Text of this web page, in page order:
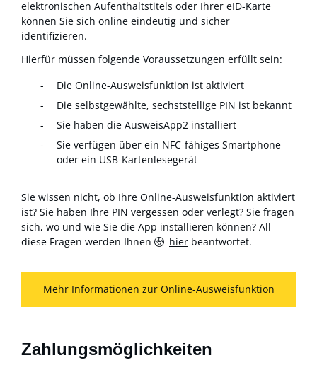
elektronischen Aufenthaltstitels oder Ihrer eID-Karte
können Sie sich online eindeutig und sicher
identifizieren.
Hierfür müssen folgende Voraussetzungen erfüllt sein:
Die Online-Ausweisfunktion ist aktiviert
Die selbstgewählte, sechststellige PIN ist bekannt
Sie haben die AusweisApp2 installiert
Sie verfügen über ein NFC-fähiges Smartphone
oder ein USB-Kartenlesegerät
Sie wissen nicht, ob Ihre Online-Ausweisfunktion aktiviert
ist? Sie haben Ihre PIN vergessen oder verlegt? Sie fragen
sich, wo und wie Sie die App installieren können? All
diese Fragen werden Ihnen
hier beantwortet.
Mehr Informationen zur Online-Ausweisfunktion
Zahlungsmöglichkeiten